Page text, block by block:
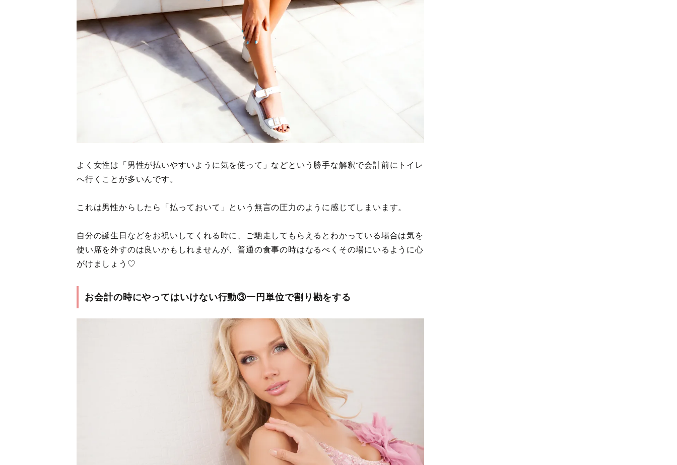
よく女性は「男性が払いやすいように気を使って」などという勝手な解釈で会計前にトイレ
へ行くことが多いんです。
これは男性からしたら「払っておいて」という無言の圧力のように感じてしまいます。
自分の誕生日などをお祝いしてくれる時に、ご馳走してもらえるとわかっている場合は気を
使い席を外すのは良いかもしれませんが、普通の食事の時はなるべくその場にいるように心
がけましょう♡
お会計の時にやってはいけない行動③一円単位で割り勘をする